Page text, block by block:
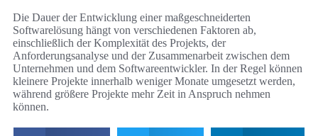
Die Dauer der Entwicklung einer maßgeschneiderten
Softwarelösung hängt von verschiedenen Faktoren ab,
einschließlich der Komplexität des Projekts, der
Anforderungsanalyse und der Zusammenarbeit zwischen dem
Unternehmen und dem Softwareentwickler. In der Regel können
kleinere Projekte innerhalb weniger Monate umgesetzt werden,
während größere Projekte mehr Zeit in Anspruch nehmen
können.